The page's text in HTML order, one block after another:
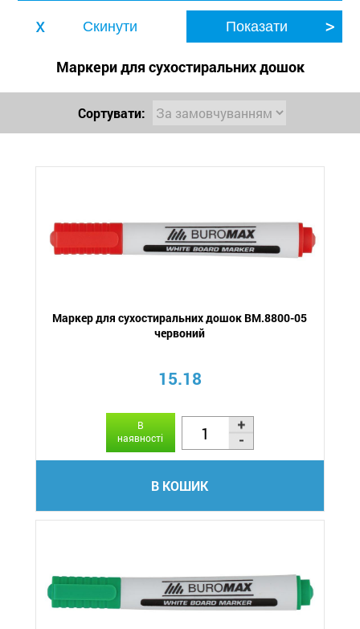
Маркери для сухостиральних дошок
Сортувати:
Маркер для сухостиральних дошок BM.8800-05
червоний
15.18
В
наявності
В КОШИК